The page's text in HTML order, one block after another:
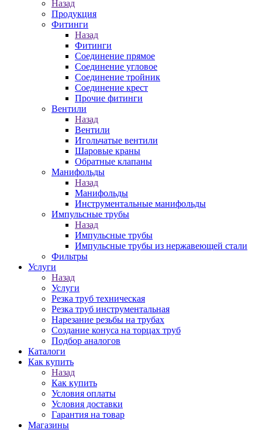
Назад
Продукция
Фитинги
Назад
Фитинги
Соединение прямое
Соединение угловое
Соединение тройник
Соединение крест
Прочие фитинги
Вентили
Назад
Вентили
Игольчатые вентили
Шаровые краны
Обратные клапаны
Манифольды
Назад
Манифольды
Инструментальные манифольды
Импульсные трубы
Назад
Импульсные трубы
Импульсные трубы из нержавеющей стали
Фильтры
Услуги
Назад
Услуги
Резка труб техническая
Резка труб инструментальная
Нарезание резьбы на трубах
Создание конуса на торцах труб
Подбор аналогов
Каталоги
Как купить
Назад
Как купить
Условия оплаты
Условия доставки
Гарантия на товар
Магазины